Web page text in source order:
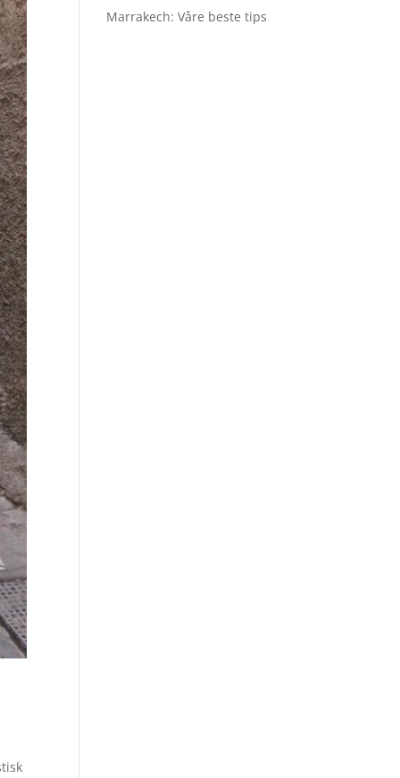
Marrakech: Våre beste tips